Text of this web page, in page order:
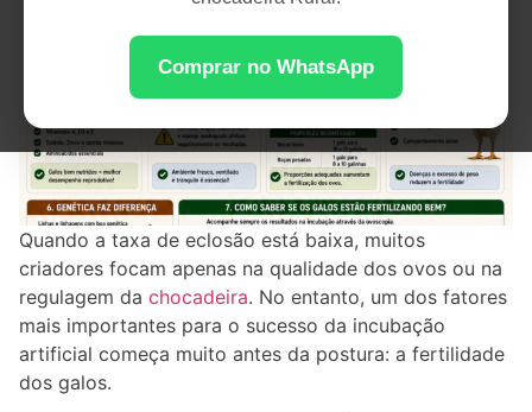
Comprar no WhatsApp
Quando a taxa de eclosão está baixa, muitos
criadores focam apenas na qualidade dos ovos ou na
regulagem da chocadeira. No entanto, um dos fatores
mais importantes para o sucesso da incubação
artificial começa muito antes da postura: a fertilidade
dos galos.